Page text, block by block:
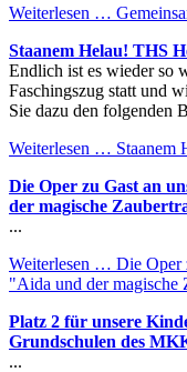
Weiterlesen …
Staanem Helau! THS
Endlich ist es wieder so
Faschingszug statt und
Sie dazu den
Weiterlesen … Staanem
Die Oper zu Gast an
der magische
...
Weiterlesen … Die Oper
"Aida und der magische
Platz 2 für unsere
Grundschulen des
...